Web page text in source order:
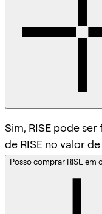
Sim, RISE pode
de RISE no valor de
Posso comprar RISE em